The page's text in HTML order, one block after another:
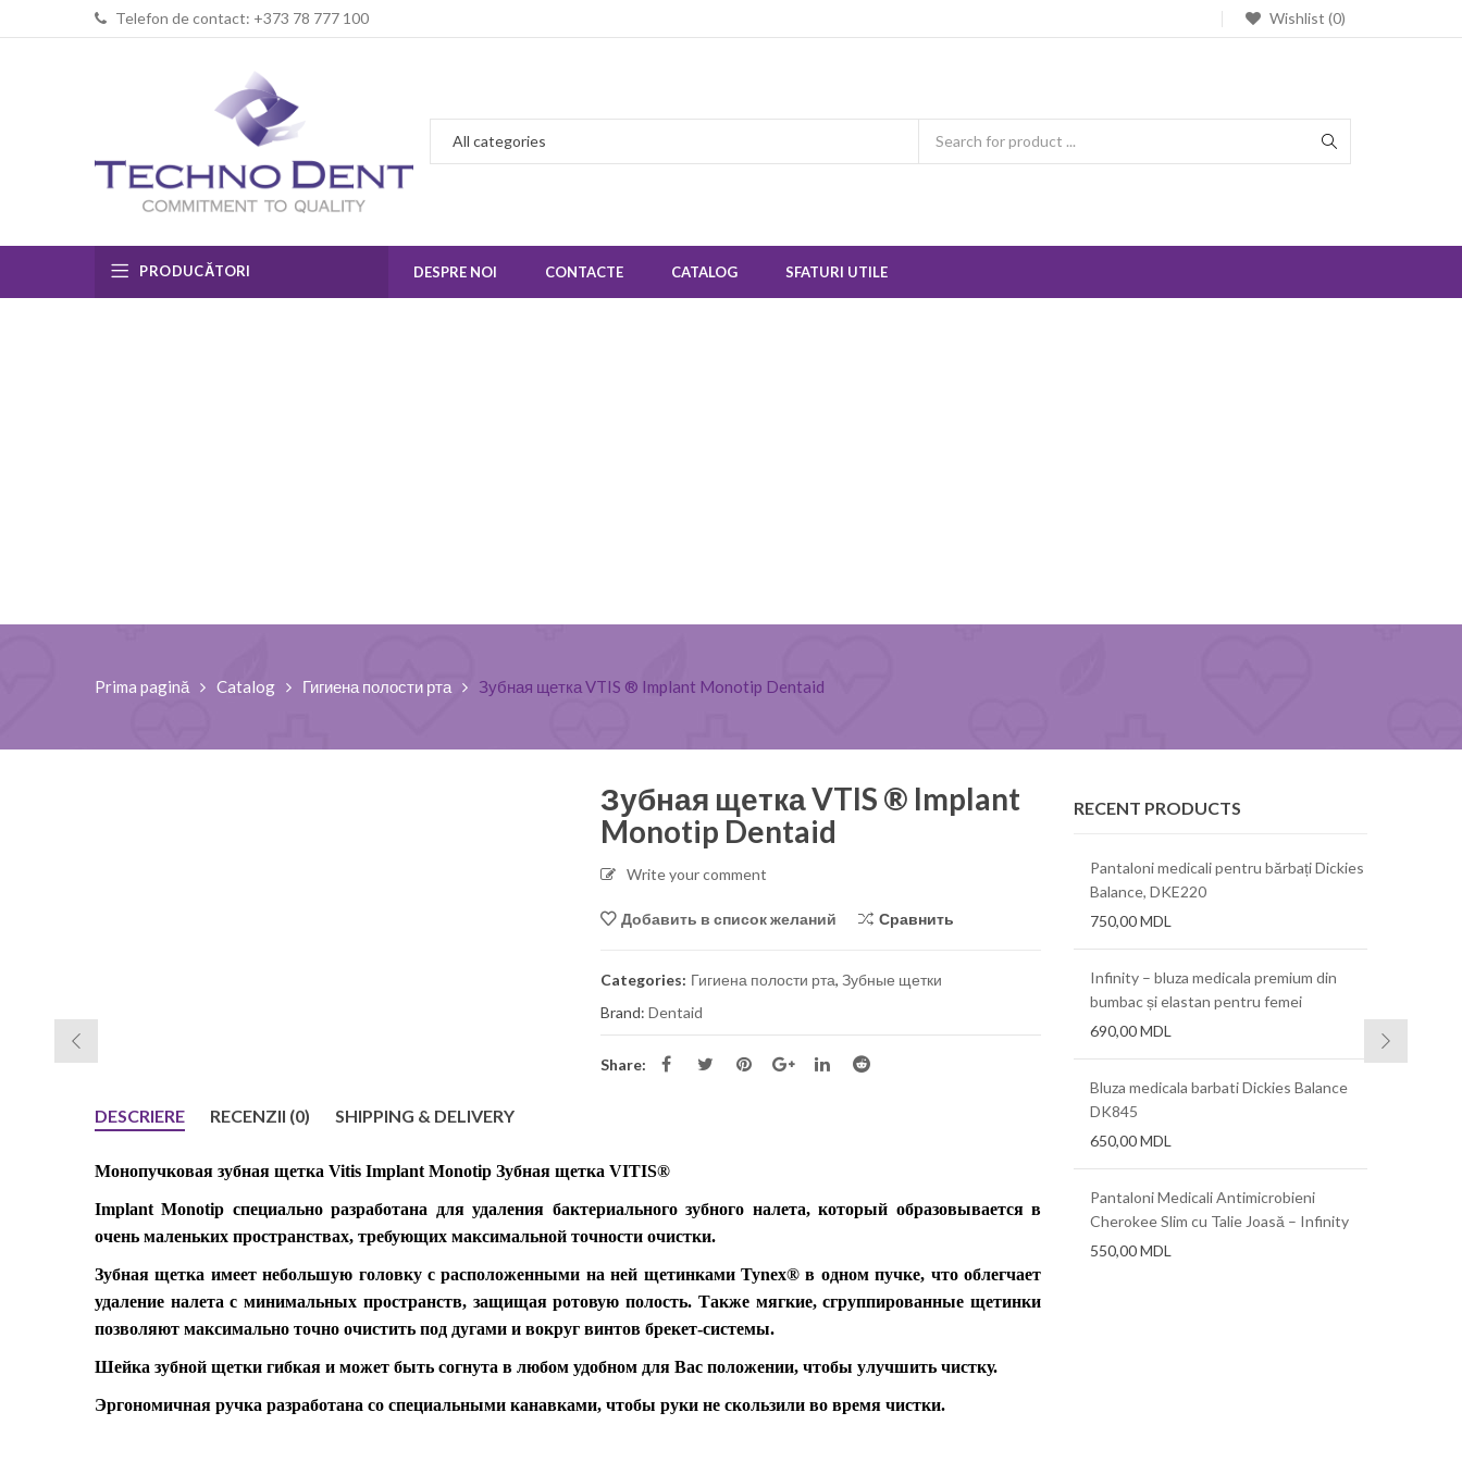
Telefon de contact: +373 78 777 100 Wishlist (0)
PRODUCĂTORI DESPRE NOI CONTACTE CATALOG SFATURI UTILE
Prima pagină Catalog Гигиена полости рта Зубная щетка VTIS ® Implant Monotip Dentaid
Зубная щетка VTIS ® Implant
Monotip Dentaid
Write your comment
Добавить в список желаний Сравнить
Categories: Гигиена полости рта, Зубные щетки
Brand: Dentaid
Share:
DESCRIERE RECENZII (0) SHIPPING & DELIVERY
Монопучковая зубная щетка Vitis Implant Monotip Зубная щетка VITIS®
Implant Monotip специально разработана для удаления бактериального зубного налета, который образовывается в
очень маленьких пространствах, требующих максимальной точности очистки.
Зубная щетка имеет небольшую головку с расположенными на ней щетинками Tynex® в одном пучке, что облегчает
удаление налета с минимальных пространств, защищая ротовую полость. Также мягкие, сгруппированные щетинки
позволяют максимально точно очистить под дугами и вокруг винтов брекет-системы.
Шейка зубной щетки гибкая и может быть согнута в любом удобном для Вас положении, чтобы улучшить чистку.
Эргономичная ручка разработана со специальными канавками, чтобы руки не скользили во время чистки.
RECENT PRODUCTS
Pantaloni medicali pentru bărbați Dickies
Infinity – bluza medicala premium din
DK845
Cherokee Slim cu Talie Joasă – Infinity
550,00
MDL
Folii termoformare Zendura FLX 0.76mm
Folii termoformare Zendura AT 0.38mm
(.015″)x125mm
Pantaloni medicali pentru bărbați Dickies
Balance, DKE220
750,00MDL
Infinity – bluza medicala premium din
bumbac și elastan pentru femei
690,00MDL
Bluza medicala barbati Dickies Balance
DK845
650,00MDL
Pantaloni Medicali Antimicrobieni
Cherokee Slim cu Talie Joasă – Infinity
550,00MDL
Folii